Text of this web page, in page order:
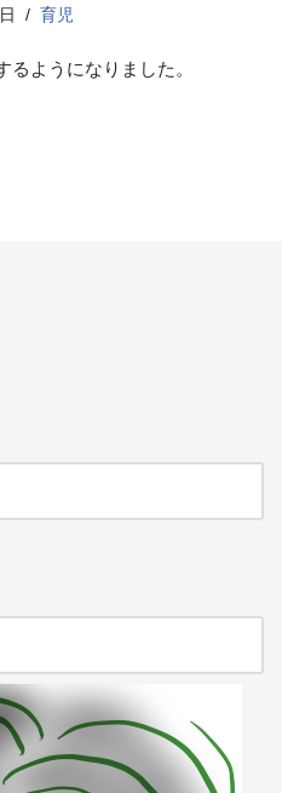
育児
ようになりました。